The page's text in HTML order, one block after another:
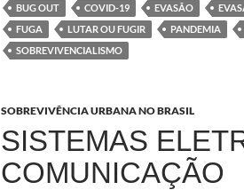
BUG OUT COVID-19 EVASÃO
FUGA
LUTAR OU FUGIR PANDEMIA
SOBREVIVENCIALISMO
SOBREVIVÊNCIA URBANA NO BRASIL
SISTEMAS
COMUNICAÇÃO